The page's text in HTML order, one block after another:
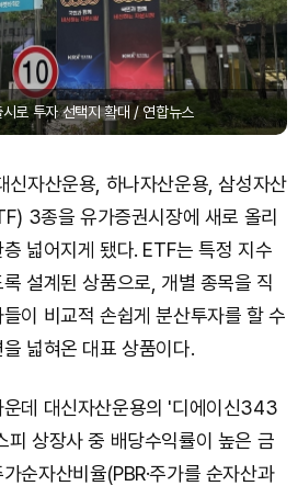
로 투자 선택지 확대 / 연합뉴스
자산운용, 하나자산운용, 삼성자산
3종을 유가증권시장에 새로 올리
넓어지게 됐다. ETF는 특정 지수
설계된 상품으로, 개별 종목을 직
이 비교적 손쉽게 분산투자를 할 수
넓혀온 대표 상품이다.
운데 대신자산운용의 '디에이신343
피 상장사 중 배당수익률이 높은 금
순자산비율(PBR·주가를 순자산과